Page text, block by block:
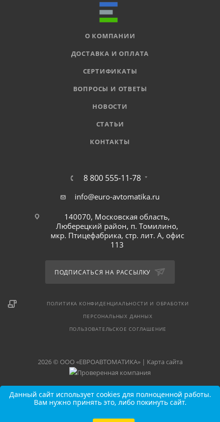
О КОМПАНИИ
ДОСТАВКА И ОПЛАТА
СЕРТИФИКАТЫ
ВОПРОСЫ И ОТВЕТЫ
НОВОСТИ
СТАТЬИ
КОНТАКТЫ
8 800 555-11-78
info@euro-avtomatika.ru
140070, Московская область,
Люберецкий район, п. Томилино,
мкр. Птицефабрика, стр. лит. А, офис
113
ПОДПИСАТЬСЯ НА РАССЫЛКУ
ПОЛИТИКА КОНФИДЕНЦИАЛЬНОСТИ И ОБРАБОТКИ
ПЕРСОНАЛЬНЫХ ДАННЫХ
ПОЛЬЗОВАТЕЛЬСКОЕ СОГЛАШЕНИЕ
2026 © ООО «ЕВРОАВТОМАТИКА» | Карта сайта
Данный сайт использует cookies для полноценной работы.
Вам нужно принять это, либо покинуть сайт.